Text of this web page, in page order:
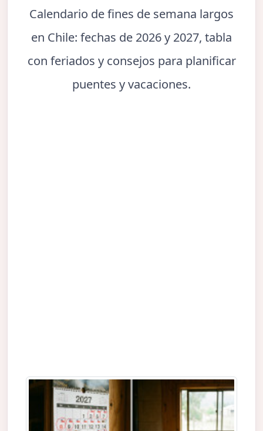
Calendario de fines de semana largos
en Chile: fechas de 2026 y 2027, tabla
con feriados y consejos para planificar
puentes y vacaciones.